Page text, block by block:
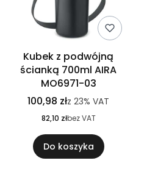
Kubek z podwójną
ścianką 700ml AIRA
MO6971-03
100,98 złz 23% VAT
82,10 złbez VAT
Do koszyka